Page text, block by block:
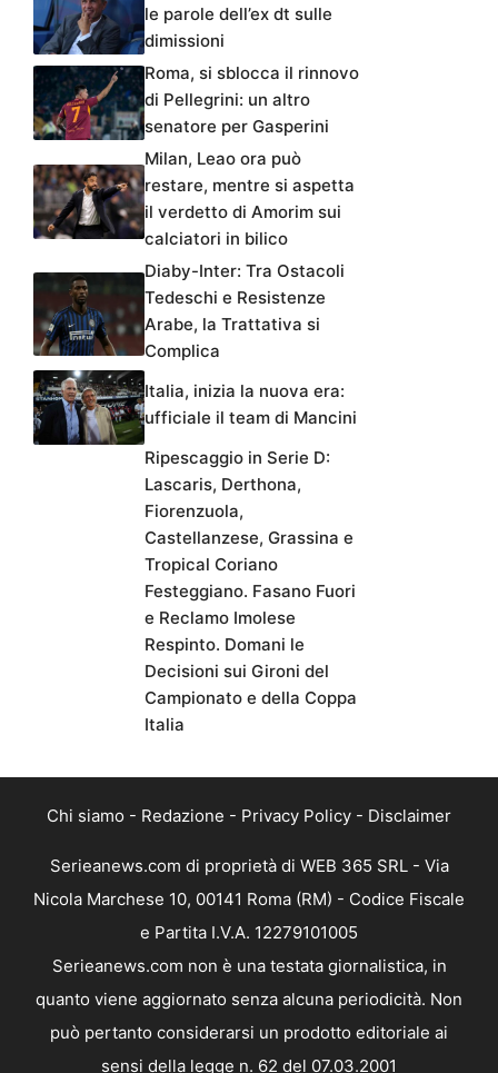
le parole dell’ex dt sulle
dimissioni
Roma, si sblocca il rinnovo
di Pellegrini: un altro
senatore per Gasperini
Milan, Leao ora può
restare, mentre si aspetta
il verdetto di Amorim sui
calciatori in bilico
Diaby-Inter: Tra Ostacoli
Tedeschi e Resistenze
Arabe, la Trattativa si
Complica
Italia, inizia la nuova era:
ufficiale il team di Mancini
Ripescaggio in Serie D:
Lascaris, Derthona,
Fiorenzuola,
Castellanzese, Grassina e
Tropical Coriano
Festeggiano. Fasano Fuori
e Reclamo Imolese
Respinto. Domani le
Decisioni sui Gironi del
Campionato e della Coppa
Italia
Chi siamo - Redazione - Privacy Policy - Disclaimer
Serieanews.com di proprietà di WEB 365 SRL - Via
Nicola Marchese 10, 00141 Roma (RM) - Codice Fiscale
e Partita I.V.A. 12279101005
Serieanews.com non è una testata giornalistica, in
quanto viene aggiornato senza alcuna periodicità. Non
può pertanto considerarsi un prodotto editoriale ai
sensi della legge n. 62 del 07.03.2001